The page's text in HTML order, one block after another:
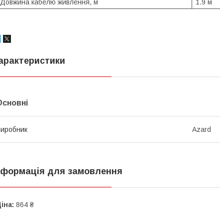
Довжина кабелю живлення, м
1.9 м
Azard
для замовлення
864 ₴